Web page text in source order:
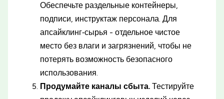
Обеспечьте раздельные контейнеры,
подписи, инструктаж персонала. Для
апсайклинг‑сырья - отдельное чистое
место без влаги и загрязнений, чтобы не
потерять возможность безопасного
использования.
Продумайте каналы сбыта. Тестируйте